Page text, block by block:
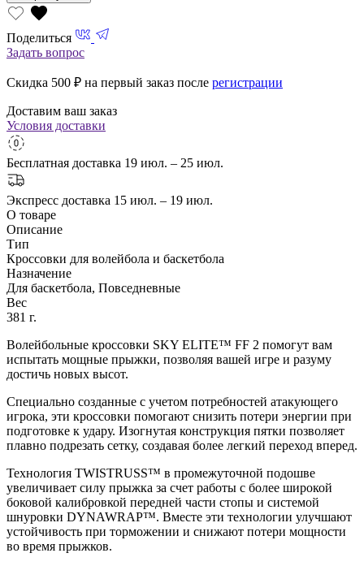
Поделиться
Задать вопрос
Скидка 500 ₽ на первый заказ после регистрации
Доставим ваш заказ
Условия доставки
Бесплатная доставка 19 июл. – 25 июл.
Экспресс доставка 15 июл. – 19 июл.
О товаре
Описание
Тип
Кроссовки для волейбола и баскетбола
Назначение
Для баскетбола, Повседневные
Вес
381 г.
Волейбольные кроссовки SKY ELITE™ FF 2 помогут вам
испытать мощные прыжки, позволяя вашей игре и разуму
достичь новых высот.
Специально созданные с учетом потребностей атакующего
игрока, эти кроссовки помогают снизить потери энергии при
подготовке к удару. Изогнутая конструкция пятки позволяет
плавно подрезать сетку, создавая более легкий переход вперед.
Технология TWISTRUSS™ в промежуточной подошве
увеличивает силу прыжка за счет работы с более широкой
боковой калибровкой передней части стопы и системой
шнуровки DYNAWRAP™. Вместе эти технологии улучшают
устойчивость при торможении и снижают потери мощности
во время прыжков.